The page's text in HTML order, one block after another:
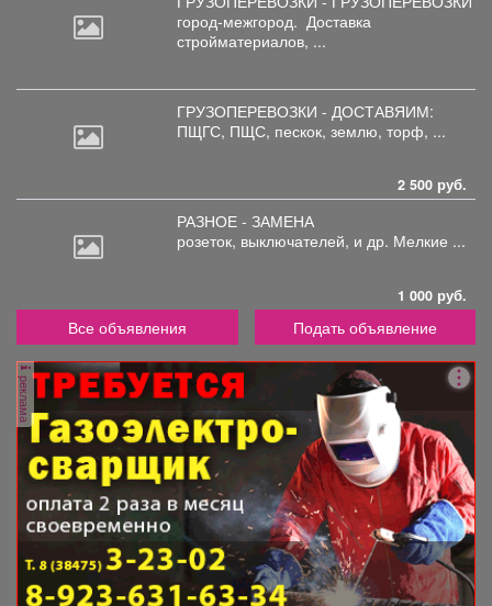
город-межгород. Доставка
стройматериалов, ...
ГРУЗОПЕРЕВОЗКИ - ДОСТАВЯИМ:
ПЩГС, ПЩС, пескок, землю, торф, ...
2 500 руб.
РАЗНОЕ - ЗАМЕНА
розеток, выключателей, и др. Мелкие ...
1 000 руб.
Все объявления Подать объявление
реклама